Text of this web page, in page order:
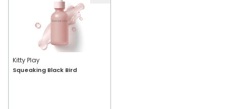
Kitty Play
Squeaking Black Bird